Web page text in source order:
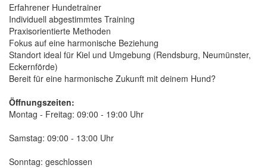
Erfahrener Hundetrainer
Individuell abgestimmtes Training
Praxisorientierte Methoden
Fokus auf eine harmonische Beziehung
Standort ideal für Kiel und Umgebung (Rendsburg, Neumünster,
Eckernförde)
Bereit für eine harmonische Zukunft mit deinem Hund?
Öffnungszeiten:
Montag - Freitag: 09:00 - 19:00 Uhr
Samstag: 09:00 - 13:00 Uhr
Sonntag: geschlossen